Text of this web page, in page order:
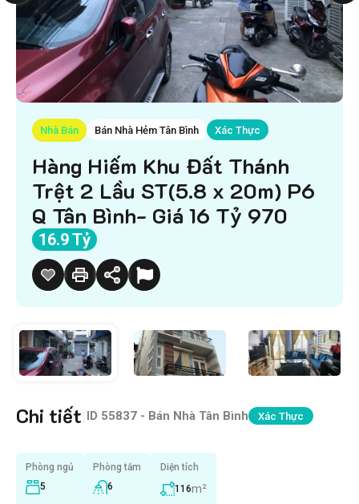
Nhà Bán Bán Nhà Hẻm Tân Bình Xác Thực
Hàng Hiếm Khu Đất Thánh
Trệt 2 Lầu ST(5.8 x 20m) P6
Q Tân Bình- Giá 16 Tỷ 970
16.9 Tỷ
Chi tiết ID 55837 - Bán Nhà Tân Bình Xác Thực
Phòng ngủ
5
Phòng tắm
6
Diện tích
116m²